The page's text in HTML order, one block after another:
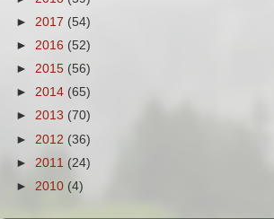
► 2017 (54)
► 2016 (52)
► 2015 (56)
► 2014 (65)
► 2013 (70)
► 2012 (36)
► 2011 (24)
► 2010 (4)